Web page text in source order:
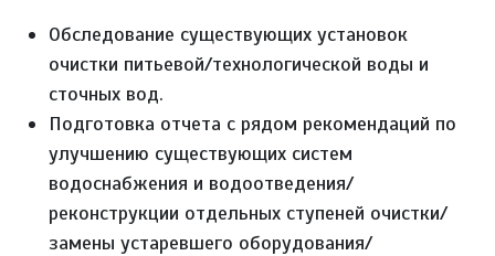
Обследование существующих установок
очистки питьевой/технологической воды и
сточных вод.
Подготовка отчета с рядом рекомендаций по
улучшению существующих систем
водоснабжения и водоотведения/
реконструкции отдельных ступеней очистки/
замены устаревшего оборудования/